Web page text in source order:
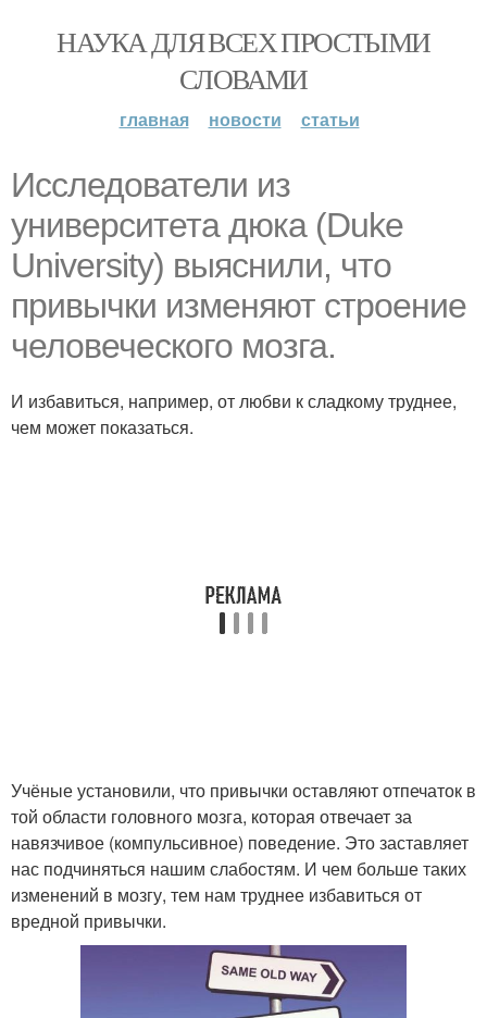
НАУКА ДЛЯ ВСЕХ ПРОСТЫМИ
СЛОВАМИ
главная новости статьи
Исследователи из
университета дюка (Duke
University) выяснили, что
привычки изменяют строение
человеческого мозга.
И избавиться, например, от любви к сладкому труднее,
чем может показаться.
Учёные установили, что привычки оставляют отпечаток в
той области головного мозга, которая отвечает за
навязчивое (компульсивное) поведение. Это заставляет
нас подчиняться нашим слабостям. И чем больше таких
изменений в мозгу, тем нам труднее избавиться от
вредной привычки.